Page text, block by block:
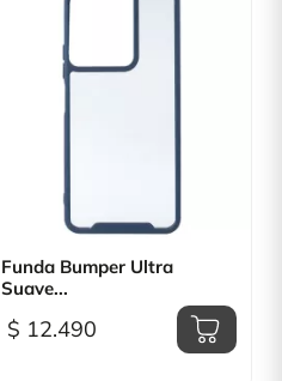
Vista rápida
Funda Bumper Ultra
Suave...
$ 12.490